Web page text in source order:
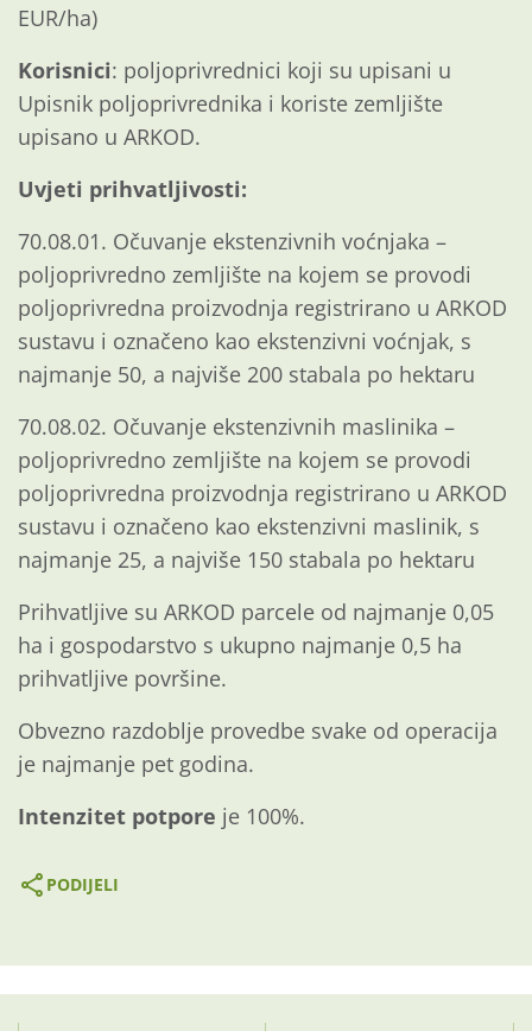
EUR/ha)
Korisnici: poljoprivrednici koji su upisani u
Upisnik poljoprivrednika i koriste zemljište
upisano u ARKOD.
Uvjeti prihvatljivosti:
70.08.01. Očuvanje ekstenzivnih voćnjaka –
poljoprivredno zemljište na kojem se provodi
poljoprivredna proizvodnja registrirano u ARKOD
sustavu i označeno kao ekstenzivni voćnjak, s
najmanje 50, a najviše 200 stabala po hektaru
70.08.02. Očuvanje ekstenzivnih maslinika –
poljoprivredno zemljište na kojem se provodi
poljoprivredna proizvodnja registrirano u ARKOD
sustavu i označeno kao ekstenzivni maslinik, s
najmanje 25, a najviše 150 stabala po hektaru
Prihvatljive su ARKOD parcele od najmanje 0,05
ha i gospodarstvo s ukupno najmanje 0,5 ha
prihvatljive površine.
Obvezno razdoblje provedbe svake od operacija
je najmanje pet godina.
Intenzitet potpore je 100%.
PODIJELI